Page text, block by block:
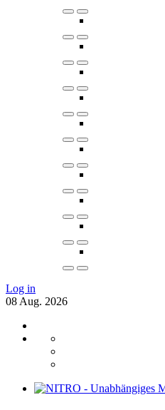
Log in
08 Aug. 2026